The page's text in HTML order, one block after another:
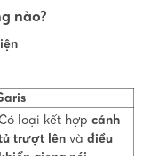
nào?
Có loại kết hợp cánh
trượt lênvà điều